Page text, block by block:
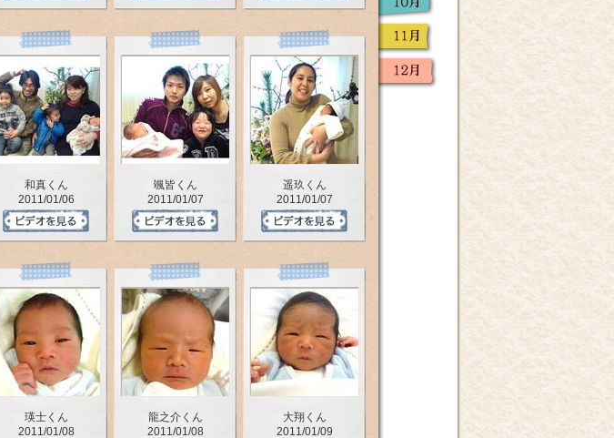
の
な
か
の
と
い
う
ペ
ー
ジ
で
和真くん
2011/01/06
颯皆くん
2011/01/07
遥玖くん
2011/01/07
瑛士くん
2011/01/08
龍之介くん
2011/01/08
大翔くん
2011/01/09